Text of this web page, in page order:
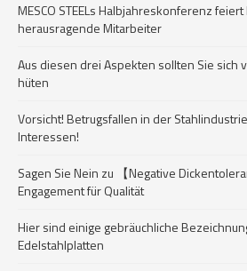
MESCO STEELs Halbjahreskonferenz
herausragende Mitarbeiter
Aus diesen drei Aspekten sollten Sie sich
hüten
Vorsicht! Betrugsfallen in der
Interessen!
Sagen Sie Nein zu 【Negative
Engagement für Qualität
Hier sind einige gebräuchliche
Edelstahlplatten